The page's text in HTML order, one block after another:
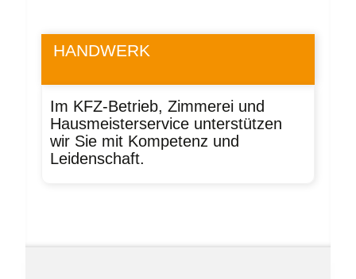
HANDWERK
Im KFZ-Betrieb, Zimmerei und
Hausmeisterservice unterstützen
wir Sie mit Kompetenz und
Leidenschaft.